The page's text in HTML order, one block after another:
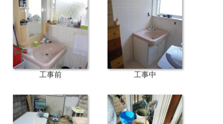
工事前 工事中